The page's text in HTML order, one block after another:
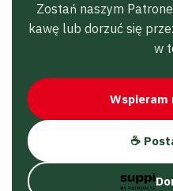
Zostań naszym
kawę lub dorzuć się
w
Wspieram
☕